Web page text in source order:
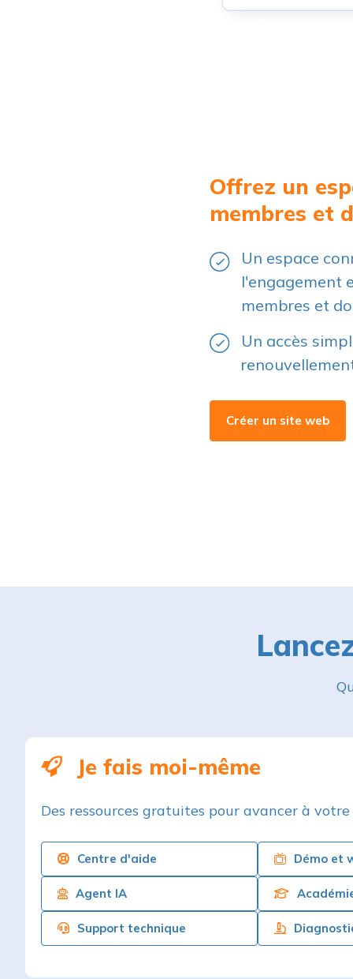
membres et
Un espace
l'engagement
membres et
Un accès
Je fais moi-même
Des ressources gratuites pour avancer à
Agent IA
Support technique